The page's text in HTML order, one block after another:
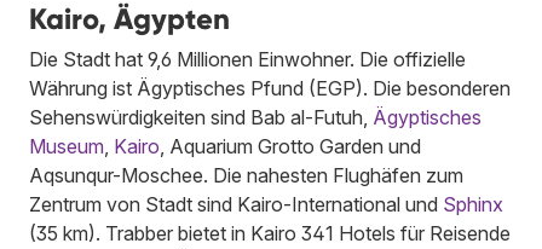
Kairo, Ägypten
Die Stadt hat 9,6 Millionen Einwohner. Die offizielle
Währung ist Ägyptisches Pfund (EGP). Die besonderen
Sehenswürdigkeiten sind Bab al-Futuh, Ägyptisches
Museum, Kairo, Aquarium Grotto Garden und
Aqsunqur-Moschee. Die nahesten Flughäfen zum
Zentrum von Stadt sind Kairo-International und Sphinx
(35 km). Trabber bietet in Kairo 341 Hotels für Reisende